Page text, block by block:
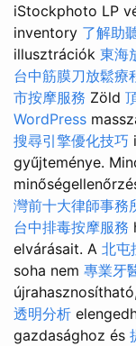
iStockphoto LP
inventory 了解助
illusztrációk 東海
台中筋膜刀放鬆療
市按摩服務 Zöld
WordPress
搜尋引擎優化技巧
gyűjteménye.
灣前十大律師事務
台中排毒按摩服務
elvárásait. A 北屯
soha nem 專業牙
透明分析
gazdasághoz és